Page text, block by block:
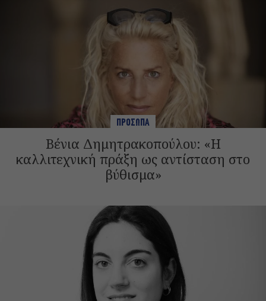
ΠΡΟΣΩΠΑ
Βένια Δημητρακοπούλου: «Η
καλλιτεχνική πράξη ως αντίσταση στο
βύθισμα»